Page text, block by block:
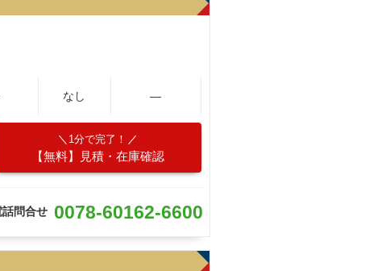
なし ―
1分で完了！
【無料】見積・在庫確認
話問合せ 0078-60162-6600